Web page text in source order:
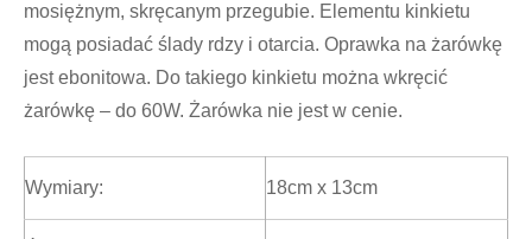
mosiężnym, skręcanym przegubie. Elementu kinkietu
mogą posiadać ślady rdzy i otarcia. Oprawka na żarówkę
jest ebonitowa. Do takiego kinkietu można wkręcić
żarówkę – do 60W. Żarówka nie jest w cenie.
Wymiary: 18cm x 13cm